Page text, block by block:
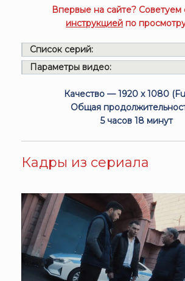
Впервые на сайте? Советуем
инструкцией по
Список серий:
Параметры видео:
Качество — 1920 x 1080
Общая
5 часов 18 минут
Кадры из сериала